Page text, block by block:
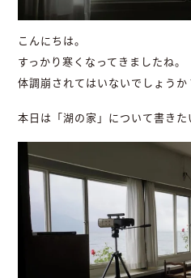
こんにちは。
すっかり寒くなってきましたね。
体調崩されてはいないでしょうか
本日は「湖の家」について書きた